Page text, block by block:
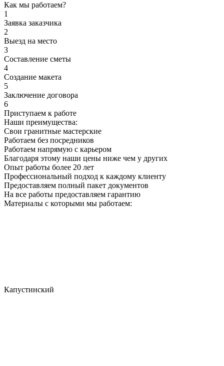
Как мы работаем?
1
Заявка заказчика
2
Выезд на место
3
Составление сметы
4
Создание макета
5
Заключение договора
6
Приступаем к работе
Наши преимущества:
Свои гранитные мастерские
Работаем без посредников
Работаем напрямую с карьером
Благодаря этому наши цены ниже чем у других
Опыт работы более 20 лет
Профессиональный подход к каждому клиенту
Предоставляем полный пакет документов
На все работы предоставляем гарантию
Материалы с которыми мы работаем:
Капустинский